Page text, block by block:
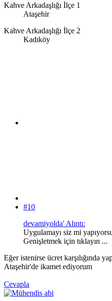
Kahve Arkadaşlığı İlçe 1
Ataşehir
Kahve Arkadaşlığı İlçe 2
Kadıköy
#10
devamiyolda' Alıntı:
Uygulamayı siz mi
Genişletmek için tıklayın ...
Eğer istenirse ücret karşılığında
Ataşehir'de ikamet ediyorum
Cevapla